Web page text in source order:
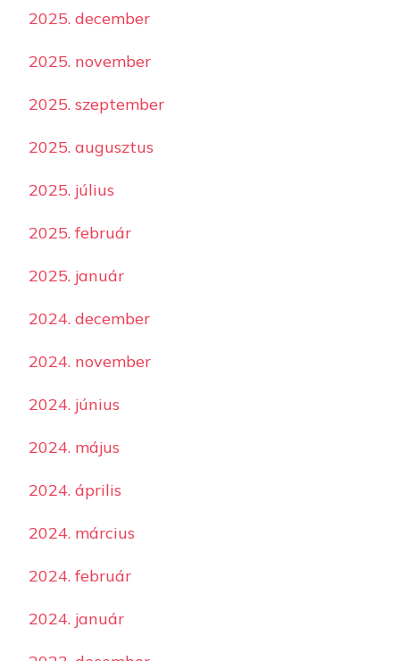
2025. december
2025. november
2025. szeptember
2025. augusztus
2025. július
2025. február
2025. január
2024. december
2024. november
2024. június
2024. május
2024. április
2024. március
2024. február
2024. január